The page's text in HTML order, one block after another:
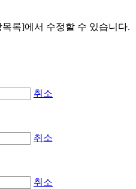
록]에서 수정할 수 있습니다.
취소
취소
취소